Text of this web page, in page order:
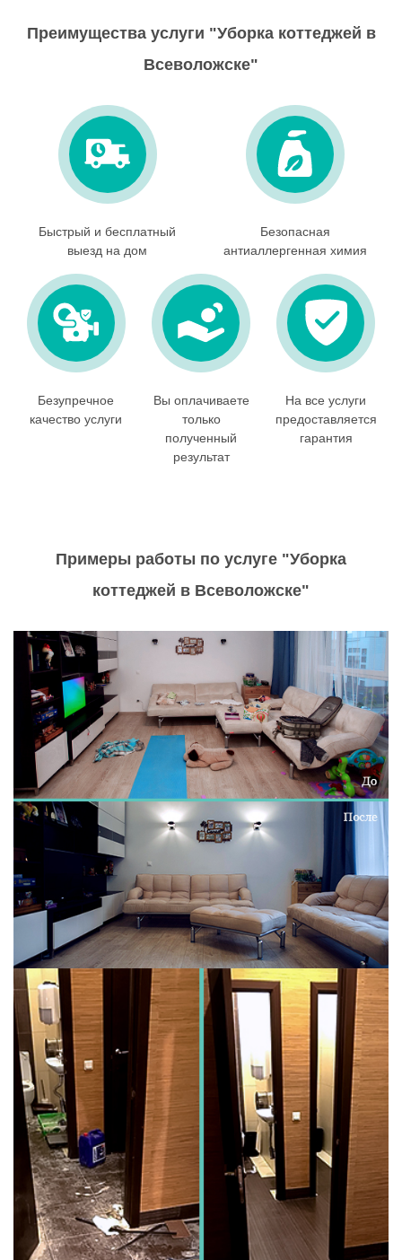
Преимущества услуги "Уборка коттеджей в
Всеволожске"
Быстрый и бесплатный
выезд на дом
Безопасная
антиаллергенная химия
Безупречное
качество услуги
Вы оплачиваете
только
полученный
результат
На все услуги
предоставляется
гарантия
Примеры работы по услуге "Уборка
коттеджей в Всеволожске"